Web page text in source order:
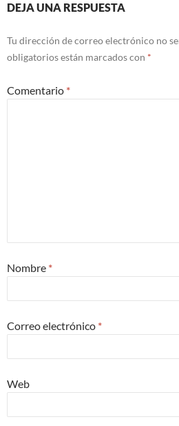
DEJA UNA RESPUESTA
Tu dirección de correo electrónico no
obligatorios están marcados con *
Comentario *
Nombre *
Correo electrónico *
Web